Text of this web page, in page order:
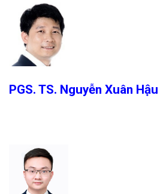
PGS. TS. Nguyễn Xuân Hậu